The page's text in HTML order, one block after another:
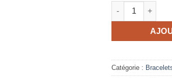
quantité de
Catégorie :